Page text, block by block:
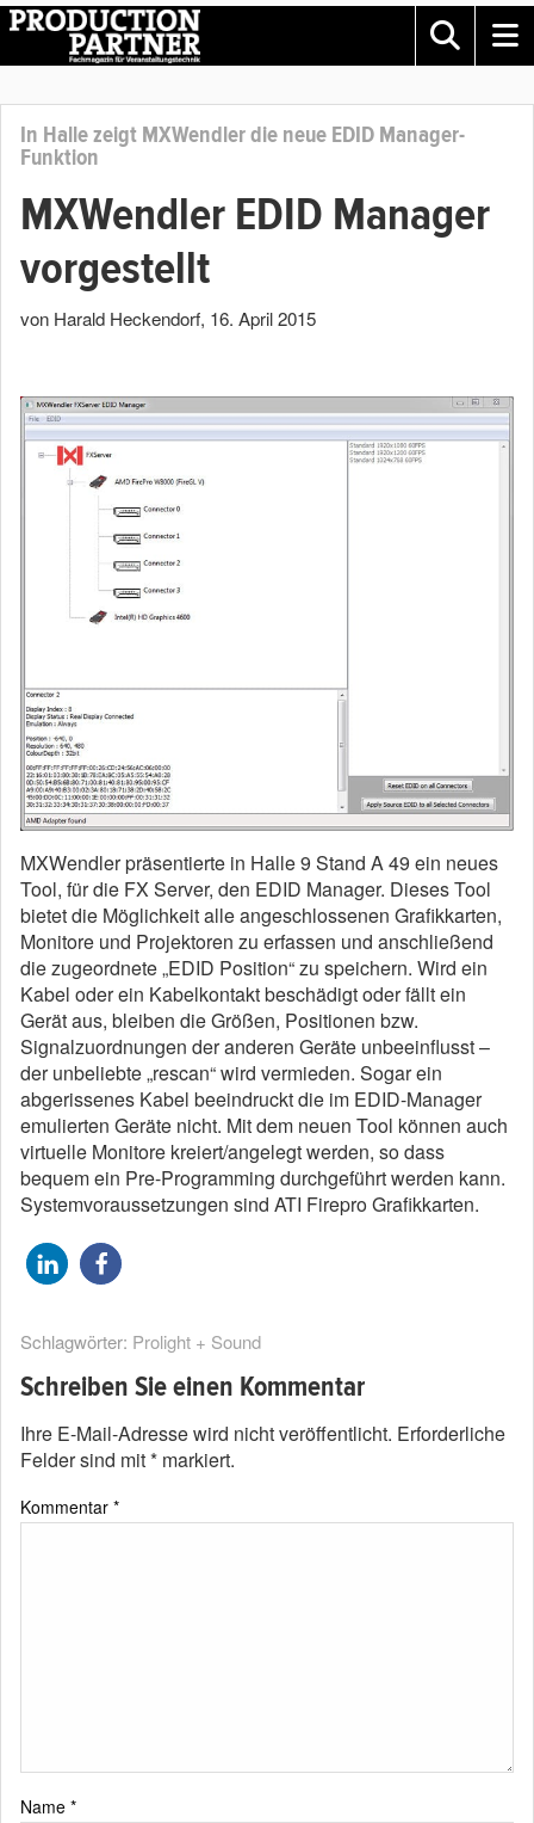
In Halle zeigt MXWendler die neue EDID Manager-
Funktion
MXWendler EDID Manager
vorgestellt
von Harald Heckendorf, 16. April 2015
MXWendler präsentierte in Halle 9 Stand A 49 ein neues
Tool, für die FX Server, den EDID Manager. Dieses Tool
bietet die Möglichkeit alle angeschlossenen Grafikkarten,
Monitore und Projektoren zu erfassen und anschließend
die zugeordnete „EDID Position“ zu speichern. Wird ein
Kabel oder ein Kabelkontakt beschädigt oder fällt ein
Gerät aus, bleiben die Größen, Positionen bzw.
Signalzuordnungen der anderen Geräte unbeeinflusst –
der unbeliebte „rescan“ wird vermieden. Sogar ein
abgerissenes Kabel beeindruckt die im EDID-Manager
emulierten Geräte nicht. Mit dem neuen Tool können auch
virtuelle Monitore kreiert/angelegt werden, so dass
bequem ein Pre-Programming durchgeführt werden kann.
Systemvoraussetzungen sind ATI Firepro Grafikkarten.
Schlagwörter: Prolight + Sound
Schreiben Sie einen Kommentar
Ihre E-Mail-Adresse wird nicht veröffentlicht. Erforderliche
Felder sind mit* markiert.
Kommentar *
Name *